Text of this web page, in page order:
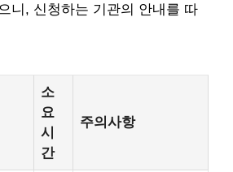
니, 신청하는 기관의 안내를 따
소
요
시
간
주의사항